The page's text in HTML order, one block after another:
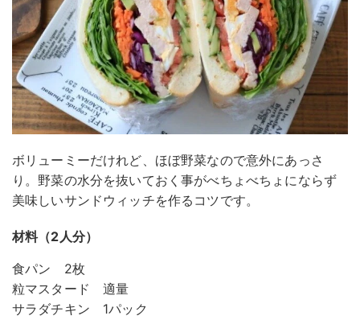
ボリューミーだけれど、ほぼ野菜なので意外にあっさ
り。野菜の水分を抜いておく事がべちょべちょにならず
美味しいサンドウィッチを作るコツです。
材料（2人分）
食パン 2枚
粒マスタード 適量
サラダチキン 1パック